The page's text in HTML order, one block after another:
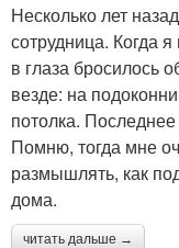
Несколько лет
сотрудница. Когда
в глаза бросилось
везде: на
потолка.
Помню, тогда мне
размышлять, как
дома.
читать дальше →